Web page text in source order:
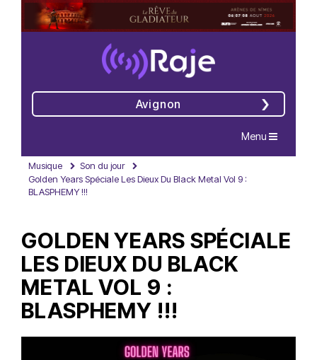
Avignon
Navigation
Menu
Musique
Son du jour
Golden Years Spéciale Les Dieux Du Black Metal Vol 9 :
BLASPHEMY !!!
GOLDEN YEARS SPÉCIALE
LES DIEUX DU BLACK
METAL VOL 9 :
BLASPHEMY !!!